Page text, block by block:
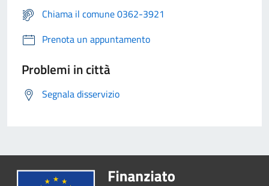
Chiama il comune 0362-3921
Prenota un appuntamento
Problemi in città
Segnala disservizio